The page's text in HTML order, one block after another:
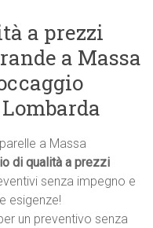
a prezzi
a Massa
a Massa
di qualità a prezzi
senza impegno e
esigenze!
un preventivo senza